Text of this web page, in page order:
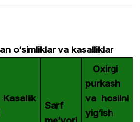
o‘simliklar va kasalliklar
Sarf
Oxirgi
purkash
va hosilni
yig‘ish